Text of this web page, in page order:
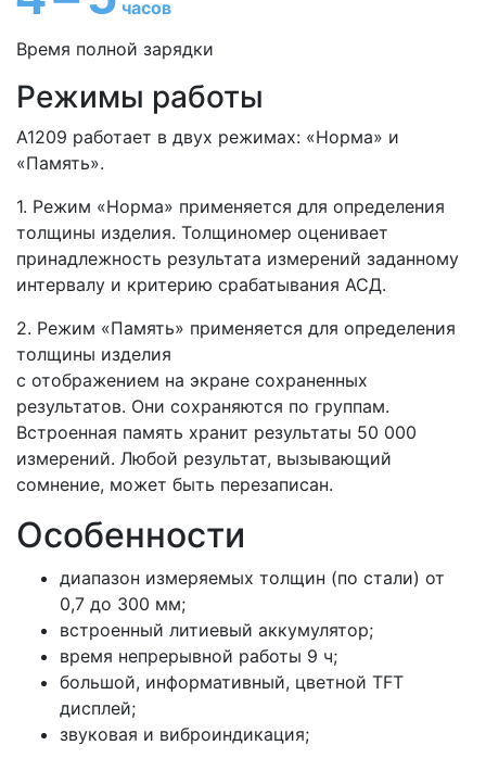
часов
Время полной зарядки
Режимы работы
А1209 работает в двух режимах: «Норма» и
«Память».
1. Режим «Норма» применяется для определения
толщины изделия. Толщиномер оценивает
принадлежность результата измерений заданному
интервалу и критерию срабатывания АСД.
2. Режим «Память» применяется для определения
толщины изделия
с отображением на экране сохраненных
результатов. Они сохраняются по группам.
Встроенная память хранит результаты 50 000
измерений. Любой результат, вызывающий
сомнение, может быть перезаписан.
Особенности
диапазон измеряемых толщин (по стали) от
0,7 до 300 мм;
встроенный литиевый аккумулятор;
время непрерывной работы 9 ч;
большой, информативный, цветной TFT
дисплей;
звуковая и виброиндикация;